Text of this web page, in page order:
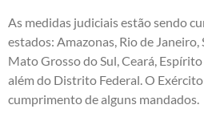
As medidas judiciais estão sendo
estados: Amazonas, Rio de Janeiro,
Mato Grosso do Sul, Ceará, Espírito
além do Distrito Federal. O
cumprimento de alguns mandados.